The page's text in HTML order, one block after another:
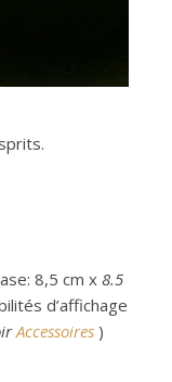
8,5 cm x 8.5
d’affichage
Accessoires )